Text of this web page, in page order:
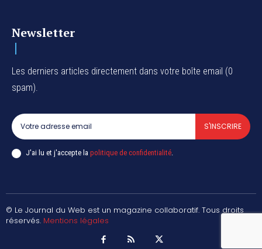
Newsletter
Les derniers articles directement dans votre boîte email (0
spam).
S'INSCRIRE
J'ai lu et j'accepte la politique de confidentialité.
© Le Journal du Web est un magazine collaboratif. Tous droits
réservés. Mentions légales